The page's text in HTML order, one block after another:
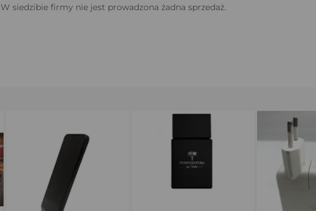
W siedzibie firmy nie jest prowadzona żadna sprzedaż.